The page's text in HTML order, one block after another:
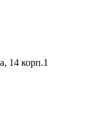
14 корп.1